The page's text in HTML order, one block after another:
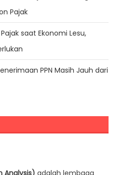
Pajak
saat Ekonomi Lesu,
PPN Masih Jauh dari
Analysis) adalah lembaga